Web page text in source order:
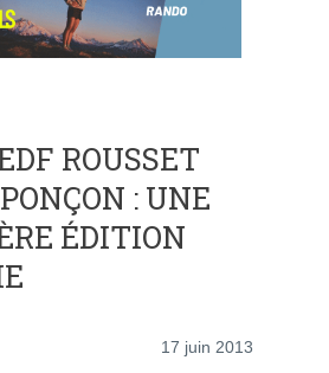
ROUSSET
: UNE
ÉDITION
17 juin 2013